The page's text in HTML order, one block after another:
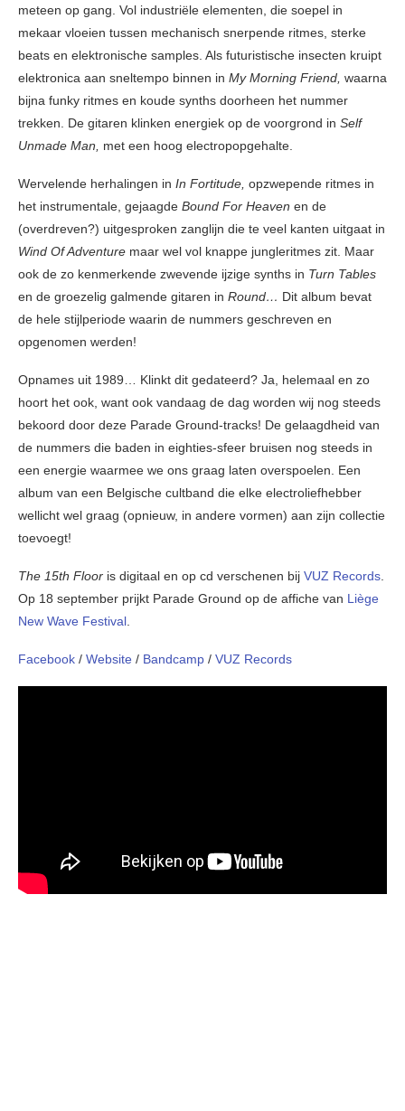
meteen op gang. Vol industriële elementen, die soepel in
mekaar vloeien tussen mechanisch snerpende ritmes, sterke
beats en elektronische samples. Als futuristische insecten kruipt
elektronica aan sneltempo binnen in My Morning Friend, waarna
bijna funky ritmes en koude synths doorheen het nummer
trekken. De gitaren klinken energiek op de voorgrond in Self
Unmade Man, met een hoog electropopgehalte.
Wervelende herhalingen in In Fortitude, opzwepende ritmes in
het instrumentale, gejaagde Bound For Heaven en de
(overdreven?) uitgesproken zanglijn die te veel kanten uitgaat in
Wind Of Adventure maar wel vol knappe jungleritmes zit. Maar
ook de zo kenmerkende zwevende ijzige synths in Turn Tables
en de groezelig galmende gitaren in Round… Dit album bevat
de hele stijlperiode waarin de nummers geschreven en
opgenomen werden!
Opnames uit 1989… Klinkt dit gedateerd? Ja, helemaal en zo
hoort het ook, want ook vandaag de dag worden wij nog steeds
bekoord door deze Parade Ground-tracks! De gelaagdheid van
de nummers die baden in eighties-sfeer bruisen nog steeds in
een energie waarmee we ons graag laten overspoelen. Een
album van een Belgische cultband die elke electroliefhebber
wellicht wel graag (opnieuw, in andere vormen) aan zijn collectie
toevoegt!
The 15th Floor is digitaal en op cd verschenen bij VUZ Records.
Op 18 september prijkt Parade Ground op de affiche van Liège
New Wave Festival.
Facebook / Website / Bandcamp / VUZ Records